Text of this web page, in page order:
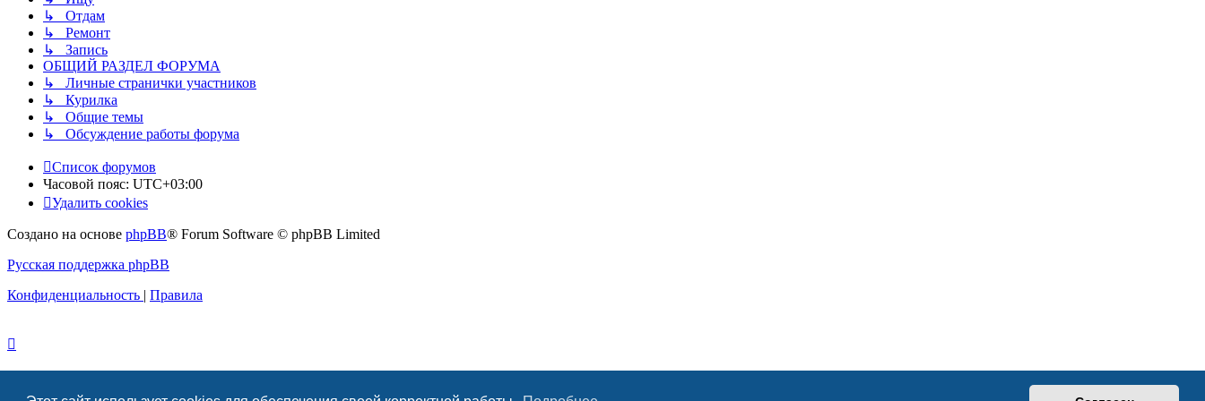
↳ Отдам
↳ Ремонт
↳ Запись
ОБЩИЙ РАЗДЕЛ ФОРУМА
↳ Личные странички участников
↳ Курилка
↳ Общие темы
↳ Обсуждение работы форума
Список форумов
Часовой пояс: UTC+03:00
Удалить cookies
Создано на основе phpBB® Forum Software © phpBB Limited
Русская поддержка phpBB
Конфиденциальность | Правила